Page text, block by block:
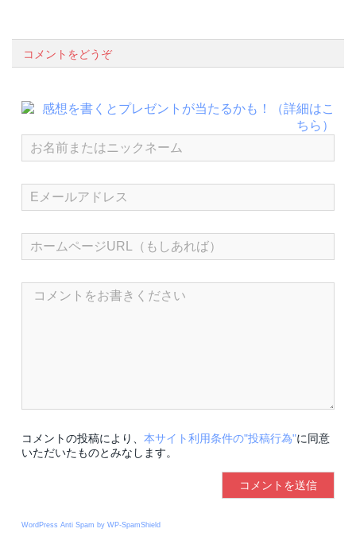
コメントをどうぞ
コメントの投稿により、 本サイト利用条件の"投稿行為"に同意
いただいたものとみなします。
WordPress Anti Spam by WP-SpamShield